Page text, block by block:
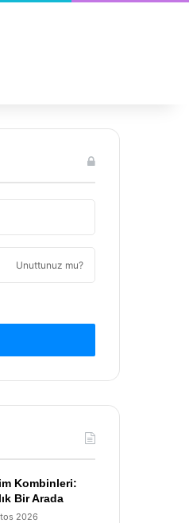
Unuttunuz mu?
Kombinleri:
Bir Arada
2026